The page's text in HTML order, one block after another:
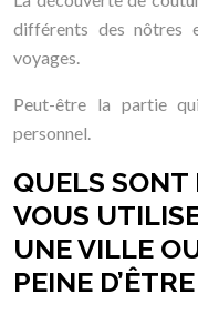
différents des nôtres
voyages.
Peut-être la partie
personnel.
QUELS SONT
VOUS
UNE VILLE
PEINE